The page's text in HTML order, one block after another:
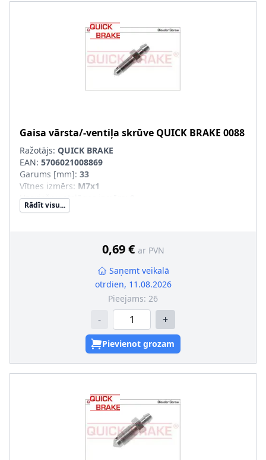
Gaisa vārsta/-ventiļa skrūve QUICK BRAKE 0088
Ražotājs: QUICK BRAKE
EAN: 5706021008869
Garums [mm]: 33
Vītnes izmērs: M7x1
Uzgriežņu atslēgas izmērs
Vītnes veids:
Rādīt visu...
0,69 € ar PVN
Saņemt veikalā
otrdien, 11.08.2026
Pieejams: 26
- +
Pievienot grozam